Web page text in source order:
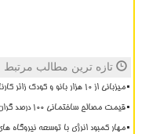
تازه ترین مطالب مرتبط
میزبانی از ۱۰ هزار بانو و کودک زائر کارنامه جامع خدمات قرارگاه زینبیه
قیمت مصالح ساختمانی ۱۰۰ درصد گران گردید
مهار کمبود انرژی با توسعه نیروگاه